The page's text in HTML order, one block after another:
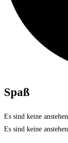
Spaß
Es sind keine
Es sind keine